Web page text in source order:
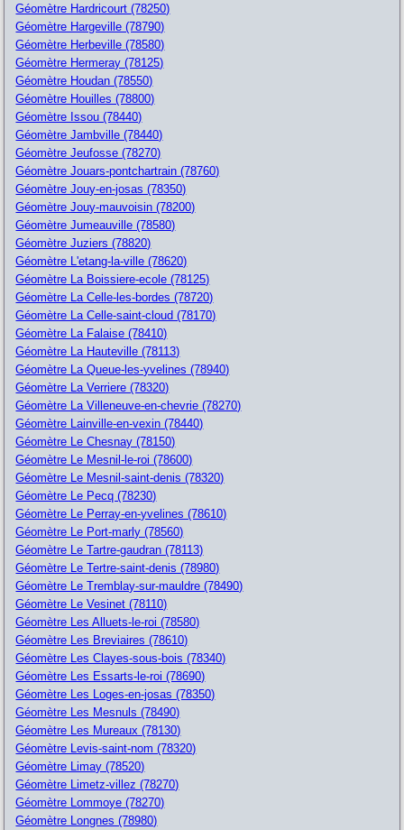
Géomètre Hardricourt (78250)
Géomètre Hargeville (78790)
Géomètre Herbeville (78580)
Géomètre Hermeray (78125)
Géomètre Houdan (78550)
Géomètre Houilles (78800)
Géomètre Issou (78440)
Géomètre Jambville (78440)
Géomètre Jeufosse (78270)
Géomètre Jouars-pontchartrain (78760)
Géomètre Jouy-en-josas (78350)
Géomètre Jouy-mauvoisin (78200)
Géomètre Jumeauville (78580)
Géomètre Juziers (78820)
Géomètre L'etang-la-ville (78620)
Géomètre La Boissiere-ecole (78125)
Géomètre La Celle-les-bordes (78720)
Géomètre La Celle-saint-cloud (78170)
Géomètre La Falaise (78410)
Géomètre La Hauteville (78113)
Géomètre La Queue-les-yvelines (78940)
Géomètre La Verriere (78320)
Géomètre La Villeneuve-en-chevrie (78270)
Géomètre Lainville-en-vexin (78440)
Géomètre Le Chesnay (78150)
Géomètre Le Mesnil-le-roi (78600)
Géomètre Le Mesnil-saint-denis (78320)
Géomètre Le Pecq (78230)
Géomètre Le Perray-en-yvelines (78610)
Géomètre Le Port-marly (78560)
Géomètre Le Tartre-gaudran (78113)
Géomètre Le Tertre-saint-denis (78980)
Géomètre Le Tremblay-sur-mauldre (78490)
Géomètre Le Vesinet (78110)
Géomètre Les Alluets-le-roi (78580)
Géomètre Les Breviaires (78610)
Géomètre Les Clayes-sous-bois (78340)
Géomètre Les Essarts-le-roi (78690)
Géomètre Les Loges-en-josas (78350)
Géomètre Les Mesnuls (78490)
Géomètre Les Mureaux (78130)
Géomètre Levis-saint-nom (78320)
Géomètre Limay (78520)
Géomètre Limetz-villez (78270)
Géomètre Lommoye (78270)
Géomètre Longnes (78980)